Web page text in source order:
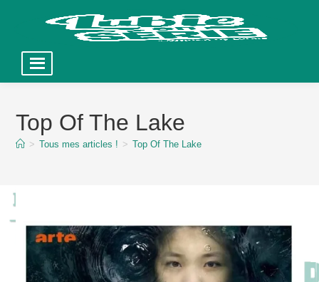
contentTop Of The Lake
> Tous mes articles ! > Top Of The Lake